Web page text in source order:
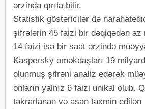
ərzində qırıla bilir.
Statistik göstəricilər də
şifrələrin 45 faizi bir dəqiqədən az
14 faizi isə bir saat ərzində
Kaspersky əməkdaşları 19
olunmuş şifrəni analiz edərək
onların yalnız 6 faizi unikal olub.
təkrarlanan və asan təxmin edilən